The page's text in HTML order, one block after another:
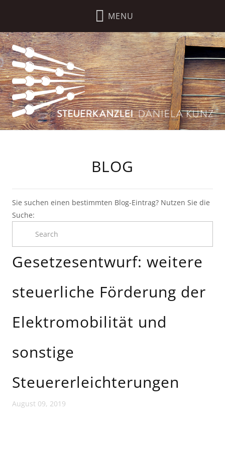
BLOG
Sie suchen einen bestimmten Blog-Eintrag? Nutzen Sie die
Suche:
Gesetzesentwurf: weitere
steuerliche Förderung der
Elektromobilität und
sonstige
Steuererleichterungen
August 09, 2019